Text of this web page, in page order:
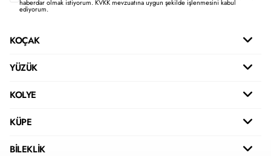
haberdar olmak istiyorum.KVKK mevzuatına uygun şekilde işlenmesini kabul
ediyorum.
KOÇAK
YÜZÜK
KOLYE
KÜPE
BİLEKLİK